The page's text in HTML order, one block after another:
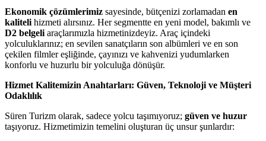
Ekonomik çözümlerimiz sayesinde, bütçenizi zorlamadan en
kaliteli hizmeti alırsınız. Her segmentte en yeni model, bakımlı ve
D2 belgeli araçlarımızla hizmetinizdeyiz. Araç içindeki
yolculuklarınız; en sevilen sanatçıların son albümleri ve en son
çekilen filmler eşliğinde, çayınızı ve kahvenizi yudumlarken
konforlu ve huzurlu bir yolculuğa dönüşür.
Hizmet Kalitemizin Anahtarları: Güven, Teknoloji ve Müşteri
Odaklılık
Süren Turizm olarak, sadece yolcu taşımıyoruz; güven ve huzur
taşıyoruz. Hizmetimizin temelini oluşturan üç unsur şunlardır: